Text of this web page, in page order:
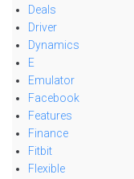
Deals
Driver
Dynamics
E
Emulator
Facebook
Features
Finance
Fitbit
Flexible